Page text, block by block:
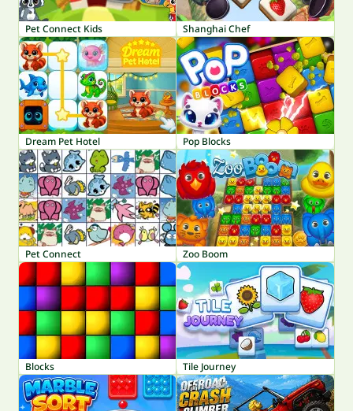
Pet Connect Kids Shanghai Chef
Dream Pet Hotel Pop Blocks
Pet Connect Zoo Boom
Blocks Tile Journey